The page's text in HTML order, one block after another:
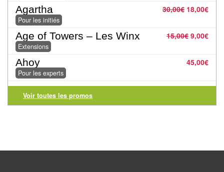
Les
Classiques
Pour
les
enfants
Pour
Pour
30,00€ 18,00€
Agartha
Pour les initiés
15,00€ 9,00€
Age of Towers – Les Winx
Extensions
45,00€
Ahoy
Pour les experts
Voir toutes les promos